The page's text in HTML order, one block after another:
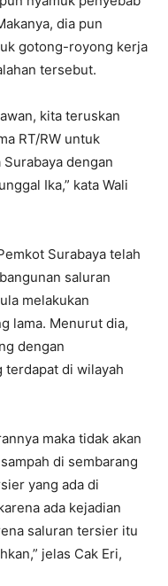
dia pun
gotong-royong kerja
tersebut.
kita teruskan
RT/RW untuk
dengan
Ika,” kata Wali
Surabaya telah
saluran
melakukan
lama. Menurut dia,
dengan
terdapat di wilayah
maka tidak akan
di sembarang
yang ada di
ada kejadian
saluran tersier itu
jelas Cak Eri,